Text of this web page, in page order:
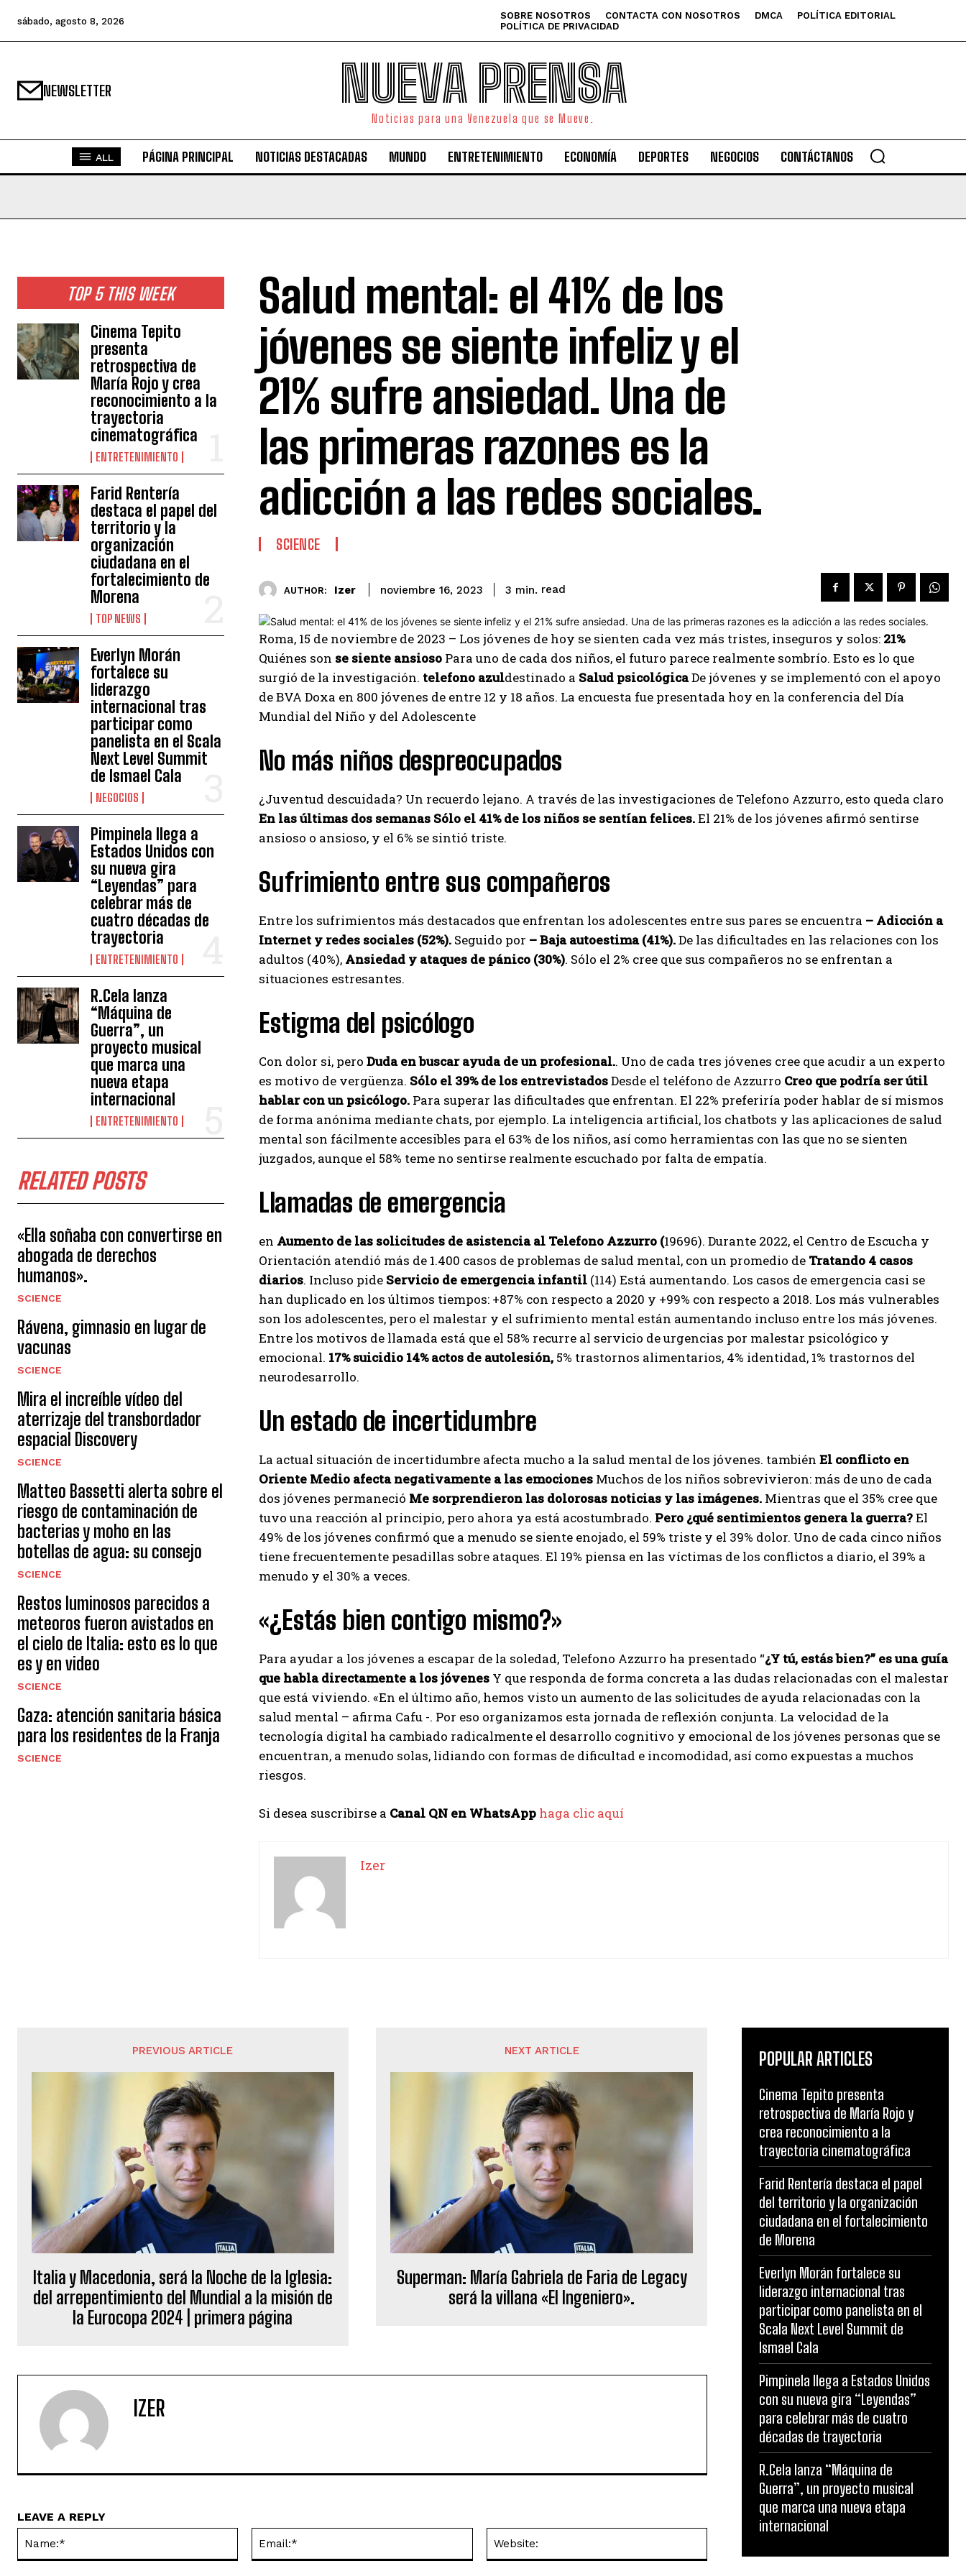
I WANT IN
I've read and accept the Privacy Policy
sábado, agosto 8, 2026 SOBRE NOSOTROS CONTACTA CON NOSOTROS DMCA
POLÍTICA EDITORIAL
POLÍTICA DE PRIVACIDAD
NEWSLETTER NUEVA PRENSA
Noticias para una Venezuela que se Mueve.
ALL PÁGINA PRINCIPAL NOTICIAS DESTACADAS MUNDO ENTRETENIMIENTO ECONOMÍA DEPORTES NEGOCIOS CONTÁCTANOS
TOP 5 THIS WEEK
Cinema Tepito
presenta
retrospectiva de
María Rojo y crea
reconocimiento a la
trayectoria
cinematográfica
ENTRETENIMIENTO
Farid Rentería
destaca el papel del
territorio y la
organización
ciudadana en el
fortalecimiento de
Morena
TOP NEWS
Everlyn Morán
fortalece su
liderazgo
internacional tras
participar como
panelista en el Scala
Next Level Summit
de Ismael Cala
NEGOCIOS
Pimpinela llega a
Estados Unidos con
su nueva gira
“Leyendas” para
celebrar más de
cuatro décadas de
trayectoria
ENTRETENIMIENTO
R.Cela lanza
“Máquina de
Guerra”, un
proyecto musical
que marca una
nueva etapa
internacional
ENTRETENIMIENTO
RELATED POSTS
«Ella soñaba con convertirse en
abogada de derechos
humanos».
SCIENCE
Rávena, gimnasio en lugar de
vacunas
SCIENCE
Mira el increíble vídeo del
aterrizaje del transbordador
espacial Discovery
SCIENCE
Matteo Bassetti alerta sobre el
riesgo de contaminación de
bacterias y moho en las
botellas de agua: su consejo
SCIENCE
Restos luminosos parecidos a
meteoros fueron avistados en
el cielo de Italia: esto es lo que
es y en video
SCIENCE
Gaza: atención sanitaria básica
para los residentes de la Franja
SCIENCE
Salud mental: el 41% de los
jóvenes se siente infeliz y el
21% sufre ansiedad. Una de
las primeras razones es la
adicción a las redes sociales.
SCIENCE
AUTHOR: Izer noviembre 16, 2023 3 min. read
Roma, 15 de noviembre de 2023 – Los jóvenes de hoy se sienten cada vez más tristes, inseguros y solos: 21%
Quiénes son se siente ansioso Para uno de cada dos niños, el futuro parece realmente sombrío. Esto es lo que
surgió de la investigación. telefono azuldestinado a Salud psicológicaDe jóvenes y se implementó con el apoyo
de BVA Doxa en 800 jóvenes de entre 12 y 18 años. La encuesta fue presentada hoy en la conferencia del Día
Mundial del Niño y del Adolescente
No más niños despreocupados
¿Juventud descuidada? Un recuerdo lejano. A través de las investigaciones de Telefono Azzurro, esto queda claro
En las últimas dos semanas Sólo el 41% de los niños se sentían felices.El 21% de los jóvenes afirmó sentirse
ansioso o ansioso, y el 6% se sintió triste.
Sufrimiento entre sus compañeros
Entre los sufrimientos más destacados que enfrentan los adolescentes entre sus pares se encuentra – Adicción a
Internet y redes sociales (52%). Seguido por – Baja autoestima (41%).De las dificultades en las relaciones con los
adultos (40%), Ansiedad y ataques de pánico (30%). Sólo el 2% cree que sus compañeros no se enfrentan a
situaciones estresantes.
Estigma del psicólogo
Con dolor si, pero Duda en buscar ayuda de un profesional.. Uno de cada tres jóvenes cree que acudir a un experto
es motivo de vergüenza. Sólo el 39% de los entrevistadosDesde el teléfono de Azzurro Creo que podría ser útil
hablar con un psicólogo. Para superar las dificultades que enfrentan. El 22% preferiría poder hablar de sí mismos
de forma anónima mediante chats, por ejemplo. La inteligencia artificial, los chatbots y las aplicaciones de salud
mental son fácilmente accesibles para el 63% de los niños, así como herramientas con las que no se sienten
juzgados, aunque el 58% teme no sentirse realmente escuchado por falta de empatía.
Llamadas de emergencia
en Aumento de las solicitudes de asistencia al Telefono Azzurro (19696). Durante 2022, el Centro de Escucha y
Orientación atendió más de 1.400 casos de problemas de salud mental, con un promedio de Tratando 4 casos
diarios. Incluso pide Servicio de emergencia infantil (114) Está aumentando. Los casos de emergencia casi se
han duplicado en los últimos tiempos: +87% con respecto a 2020 y +99% con respecto a 2018. Los más vulnerables
son los adolescentes, pero el malestar y el sufrimiento mental están aumentando incluso entre los más jóvenes.
Entre los motivos de llamada está que el 58% recurre al servicio de urgencias por malestar psicológico y
emocional. 17% suicidio 14% actos de autolesión, 5% trastornos alimentarios, 4% identidad, 1% trastornos del
neurodesarrollo.
Un estado de incertidumbre
La actual situación de incertidumbre afecta mucho a la salud mental de los jóvenes. también El conflicto en
Oriente Medio afecta negativamente a las emociones Muchos de los niños sobrevivieron: más de uno de cada
dos jóvenes permaneció Me sorprendieron las dolorosas noticias y las imágenes. Mientras que el 35% cree que
tuvo una reacción al principio, pero ahora ya está acostumbrado. Pero ¿qué sentimientos genera la guerra?El
49% de los jóvenes confirmó que a menudo se siente enojado, el 59% triste y el 39% dolor. Uno de cada cinco niños
tiene frecuentemente pesadillas sobre ataques. El 19% piensa en las víctimas de los conflictos a diario, el 39% a
menudo y el 30% a veces.
«¿Estás bien contigo mismo?»
Para ayudar a los jóvenes a escapar de la soledad, Telefono Azzurro ha presentado “¿Y tú, estás bien?” es una guía
que habla directamente a los jóvenes Y que responda de forma concreta a las dudas relacionadas con el malestar
que está viviendo. «En el último año, hemos visto un aumento de las solicitudes de ayuda relacionadas con la
salud mental – afirma Cafu -. Por eso organizamos esta jornada de reflexión conjunta. La velocidad de la
tecnología digital ha cambiado radicalmente el desarrollo cognitivo y emocional de los jóvenes personas que se
encuentran, a menudo solas, lidiando con formas de dificultad e incomodidad, así como expuestas a muchos
riesgos.
Si desea suscribirse a Canal QN en WhatsApp haga clic aquí
Izer
PREVIOUS ARTICLE
Italia y Macedonia, será la Noche de la Iglesia:
del arrepentimiento del Mundial a la misión de
la Eurocopa 2024 | primera página
NEXT ARTICLE
Superman: María Gabriela de Faria de Legacy
será la villana «El Ingeniero».
IZER
LEAVE A REPLY
POPULAR ARTICLES
Cinema Tepito presenta
retrospectiva de María Rojo y
crea reconocimiento a la
trayectoria cinematográfica
Farid Rentería destaca el papel
del territorio y la organización
ciudadana en el fortalecimiento
de Morena
Everlyn Morán fortalece su
liderazgo internacional tras
participar como panelista en el
Scala Next Level Summit de
Ismael Cala
Pimpinela llega a Estados Unidos
con su nueva gira “Leyendas”
para celebrar más de cuatro
décadas de trayectoria
R.Cela lanza “Máquina de
Guerra”, un proyecto musical
que marca una nueva etapa
internacional